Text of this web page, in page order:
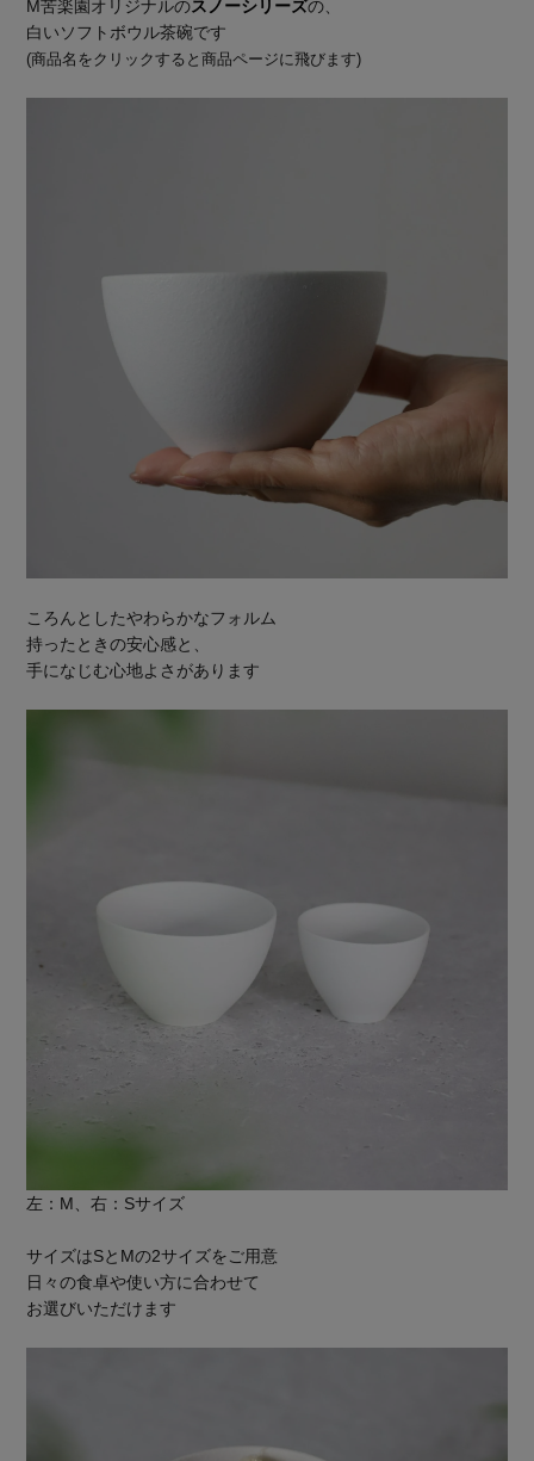
M苦楽園オリジナルのスノーシリーズの、
白いソフトボウル茶碗です
(商品名をクリックすると商品ページに飛びます)
ころんとしたやわらかなフォルム
持ったときの安心感と、
手になじむ心地よさがあります
左：M、右：Sサイズ
サイズはSとMの2サイズをご用意
日々の食卓や使い方に合わせて
お選びいただけます